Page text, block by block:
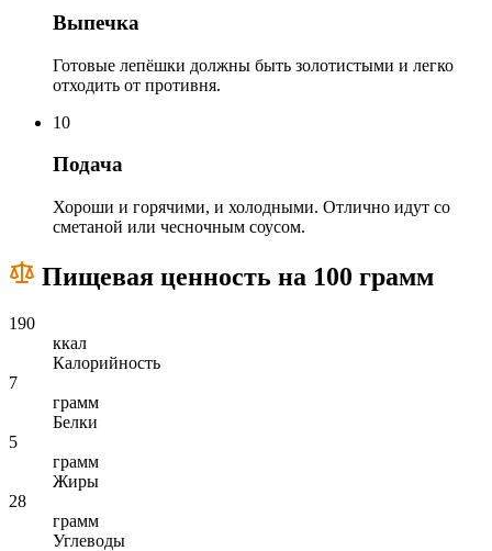
Выпечка
Готовые лепёшки должны быть золотистыми и легко
отходить от противня.
10
Подача
Хороши и горячими, и холодными. Отлично идут со
сметаной или чесночным соусом.
Пищевая ценность на 100 грамм
190
ккал
Калорийность
7
грамм
Белки
5
грамм
Жиры
28
грамм
Углеводы